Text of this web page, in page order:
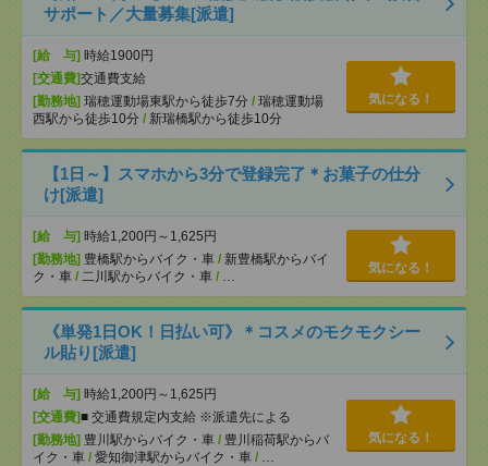
サポート／大量募集[派遣]
[給 与] 時給1900円
[交通費]交通費支給
[勤務地] 瑞穂運動場東駅から徒歩7分 / 瑞穂運動場
西駅から徒歩10分 / 新瑞橋駅から徒歩10分
気になる！
【1日～】スマホから3分で登録完了＊お菓子の仕分
け[派遣]
[給 与] 時給1,200円～1,625円
[勤務地] 豊橋駅からバイク・車 / 新豊橋駅からバイ
ク・車 / 二川駅からバイク・車 / …
気になる！
《単発1日OK！日払い可》＊コスメのモクモクシー
ル貼り[派遣]
[給 与] 時給1,200円～1,625円
[交通費]■ 交通費規定内支給 ※派遣先による
[勤務地] 豊川駅からバイク・車 / 豊川稲荷駅からバ
イク・車 / 愛知御津駅からバイク・車 / …
気になる！